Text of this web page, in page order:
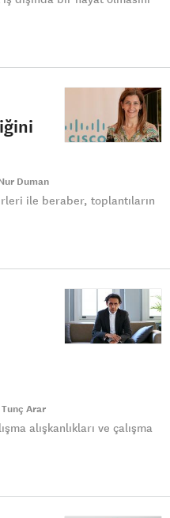
Duman
ile beraber, toplantıların
Arar
alışkanlıkları ve çalışma